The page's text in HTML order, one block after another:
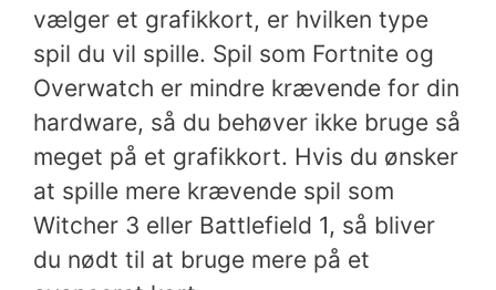
vælger et grafikkort, er hvilken type
spil du vil spille. Spil som Fortnite og
Overwatch er mindre krævende for din
hardware, så du behøver ikke bruge så
meget på et grafikkort. Hvis du ønsker
at spille mere krævende spil som
Witcher 3 eller Battlefield 1, så bliver
du nødt til at bruge mere på et